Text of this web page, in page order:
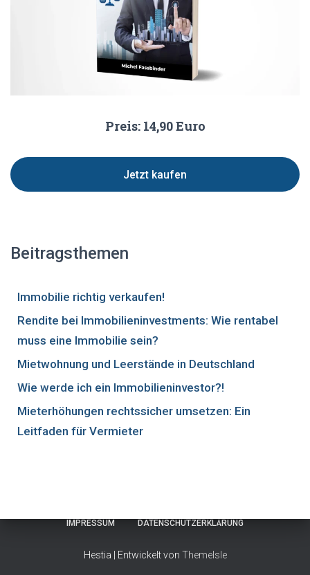
Preis: 14,90 Euro
Jetzt kaufen
Beitragsthemen
Immobilie richtig verkaufen!
Rendite bei Immobilieninvestments: Wie rentabel
muss eine Immobilie sein?
Mietwohnung und Leerstände in Deutschland
Wie werde ich ein Immobilieninvestor?!
Mieterhöhungen rechtssicher umsetzen: Ein
Leitfaden für Vermieter
IMPRESSUM DATENSCHUTZERKLÄRUNG
Hestia | Entwickelt von ThemeIsle